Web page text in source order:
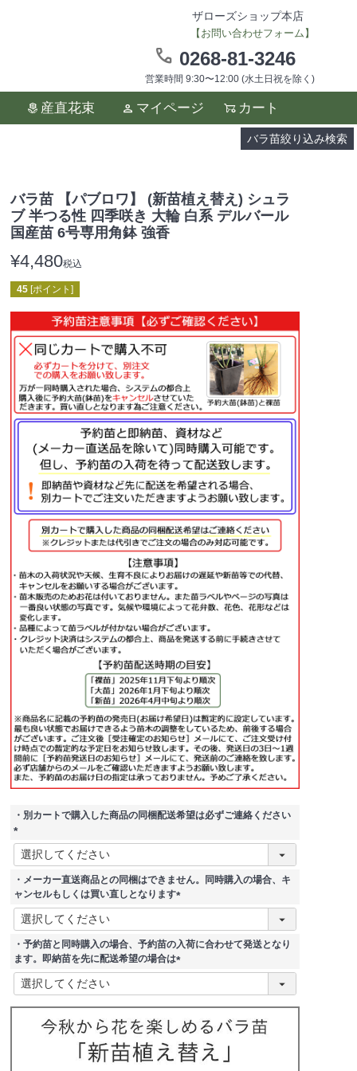
ザローズショップ本店
【お問い合わせフォーム】
0268-81-3246
営業時間 9:30〜12:00 (水土日祝を除く)
産直花束 マイページ カート
バラ苗絞り込み検索
す。
バラ苗 【パブロワ】 (新苗植え替え) シュラ
ブ 半つる性 四季咲き 大輪 白系 デルバール
国産苗 6号専用角鉢 強香
¥4,480税込
45 [ポイント]
・別カートで購入した商品の同梱配送希望は必ずご連絡ください
(
必
須・メーカー直送商品との同梱はできません。同時購入の場合、キ
ャンセルもしくは買い直しとなります
(
須
)
・予約苗と同時購入の場合、予約苗の入荷に合わせて発送となり
ます。即納苗を先に配送希望の場合は
(
須